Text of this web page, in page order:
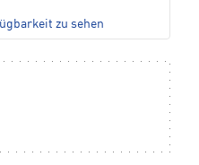
zu sehen